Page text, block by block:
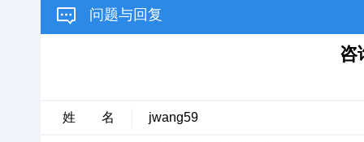
问题与回复
咨
姓 名 jwang59